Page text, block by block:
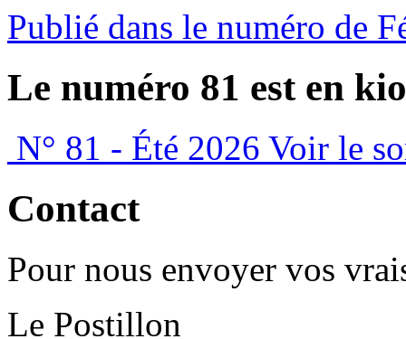
Publié dans le numéro de
Le numéro 81 est en
N° 81 - Été 2026 Voir le
Contact
Pour nous envoyer vos
Le Postillon